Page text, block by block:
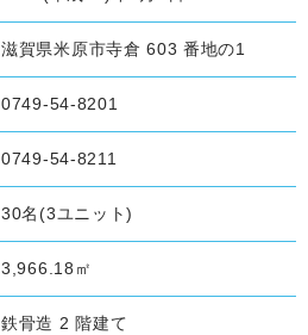
滋賀県米原市寺倉 603 番地の1
0749-54-8201
0749-54-8211
30名(3ユニット)
3,966.18㎡
鉄骨造 2 階建て